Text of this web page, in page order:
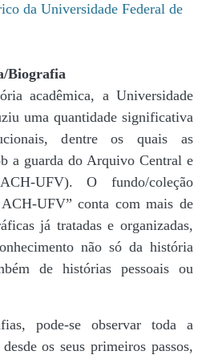
da Universidade Federal de
Biografia
acadêmica, a Universidade
uma quantidade significativa
dentre os quais as
a guarda do Arquivo Central e
UFV). O fundo/coleção
UFV” conta com mais de
já tratadas e organizadas,
não só da história
de histórias pessoais ou
pode-se observar toda a
os seus primeiros passos,